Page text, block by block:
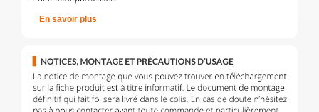
En savoir plus